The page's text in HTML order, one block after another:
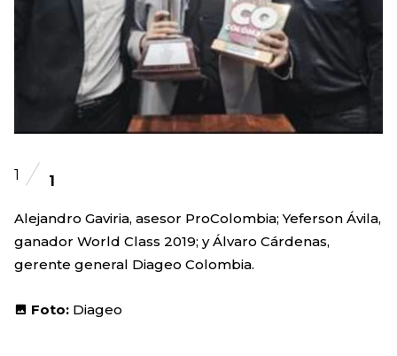
1 1
Alejandro Gaviria, asesor ProColombia; Yeferson Ávila,
ganador World Class 2019; y Álvaro Cárdenas,
gerente general Diageo Colombia.
Foto: Diageo